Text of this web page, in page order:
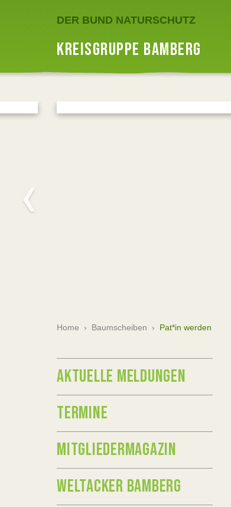
DER BUND NATURSCHUTZ
KREISGRUPPE BAMBERG
Home › Baumscheiben › Pat*in werden
AKTUELLE MELDUNGEN
TERMINE
MITGLIEDERMAGAZIN
WELTACKER BAMBERG